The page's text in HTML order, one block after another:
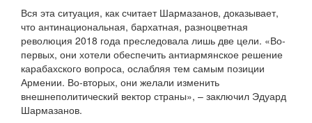
Вся эта ситуация, как считает Шармазанов, доказывает,
что антинациональная, бархатная, разноцветная
революция 2018 года преследовала лишь две цели. «Во-
первых, они хотели обеспечить антиармянское решение
карабахского вопроса, ослабляя тем самым позиции
Армении. Во-вторых, они желали изменить
внешнеполитический вектор страны», – заключил Эдуард
Шармазанов.